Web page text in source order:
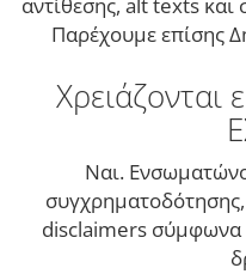
αντίθεσης, alt texts
Παρέχουμε επίσης
Χρειάζονται
Ναι.
συγχρηματοδότησης,
disclaimers σύμφωνα